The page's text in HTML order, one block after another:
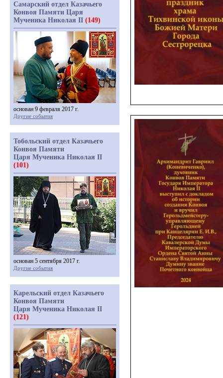
Самарский отдел Казачьего
Конвоя Памяти Царя
Мученика Николая II (149)
основан 9 февраля 2017 г.
Другие события
Тобольский отдел Казачьего
Конвоя Памяти
Царя Мученика Николая II
(101)
основан 5 сентября 2017 г.
Другие события
Карельский отдел Казачьего
Конвоя Памяти
Царя Мученика Николая II
(121)